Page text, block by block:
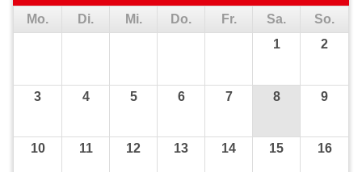
Mo. Di. Mi. Do. Fr. Sa.
So.
1
2
3 4 5 6 7 8 9
10 11 12 13 14 15 16